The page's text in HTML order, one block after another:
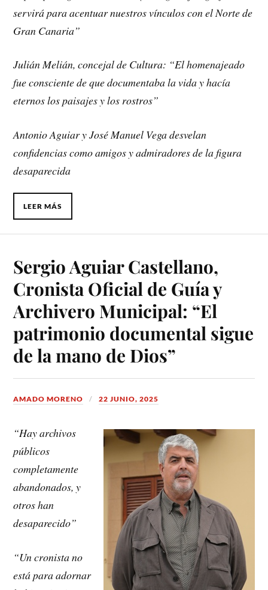
servirá para acentuar nuestros vínculos con el Norte de
Gran Canaria”
Julián Melián, concejal de Cultura: “El homenajeado
fue consciente de que documentaba la vida y hacía
eternos los paisajes y los rostros”
Antonio Aguiar y José Manuel Vega desvelan
confidencias como amigos y admiradores de la figura
desaparecida
LEER MÁS
Sergio Aguiar Castellano,
Cronista Oficial de Guía y
Archivero Municipal: “El
patrimonio documental sigue
de la mano de Dios”
AMADO MORENO 22 JUNIO, 2025
“Hay archivos
públicos
completamente
abandonados, y
otros han
desaparecido”
“Un cronista no
está para adornar